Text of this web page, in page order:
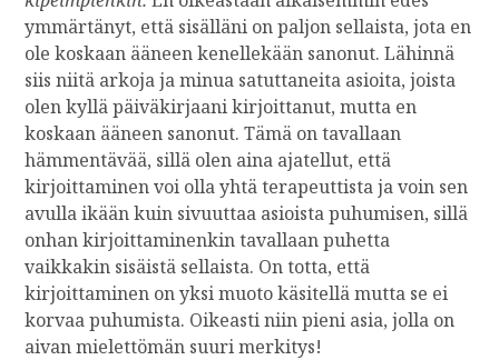
D
E
C
E
M
B
E
R
ymmärtänyt, että sisälläni on paljon sellaista, jota en
ole koskaan ääneen kenellekään sanonut. Lähinnä
siis niitä arkoja ja minua satuttaneita asioita, joista
olen kyllä päiväkirjaani kirjoittanut, mutta en
koskaan ääneen sanonut. Tämä on tavallaan
hämmentävää, sillä olen aina ajatellut, että
kirjoittaminen voi olla yhtä terapeuttista ja voin sen
avulla ikään kuin sivuuttaa asioista puhumisen, sillä
onhan kirjoittaminenkin tavallaan puhetta
vaikkakin sisäistä sellaista. On totta, että
kirjoittaminen on yksi muoto käsitellä mutta se ei
korvaa puhumista. Oikeasti niin pieni asia, jolla on
aivan mielettömän suuri merkitys!